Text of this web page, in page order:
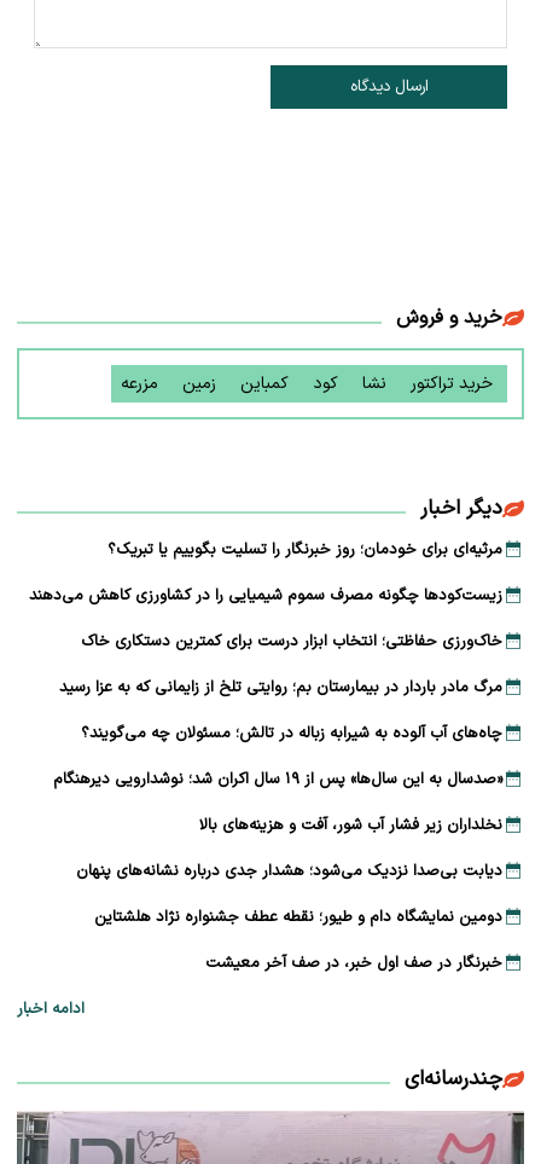
ارسال دیدگاه
خرید و فروش
خرید تراکتور نشا کود کمباین زمین مزرعه
دیگر اخبار
مرثیه‌ای برای خودمان؛ روز خبرنگار را تسلیت بگوییم یا تبریک؟
زیست‌کودها چگونه مصرف سموم شیمیایی را در کشاورزی کاهش می‌دهند
خاک‌ورزی حفاظتی؛ انتخاب ابزار درست برای کمترین دستکاری خاک
مرگ مادر باردار در بیمارستان بم؛ روایتی تلخ از زایمانی که به عزا رسید
چاه‌های آب آلوده به شیرابه زباله در تالش؛ مسئولان چه می‌گویند؟
«صدسال به این سال‌ها» پس از ۱۹ سال اکران شد؛ نوشدارویی دیرهنگام
نخلداران زیر فشار آب شور، آفت و هزینه‌های بالا
دیابت بی‌صدا نزدیک می‌شود؛ هشدار جدی درباره نشانه‌های پنهان
دومین نمایشگاه دام و طیور؛ نقطه عطف جشنواره نژاد هلشتاین
خبرنگار در صف اول خبر، در صف آخر معیشت
ادامه اخبار
چندرسانه‌ای